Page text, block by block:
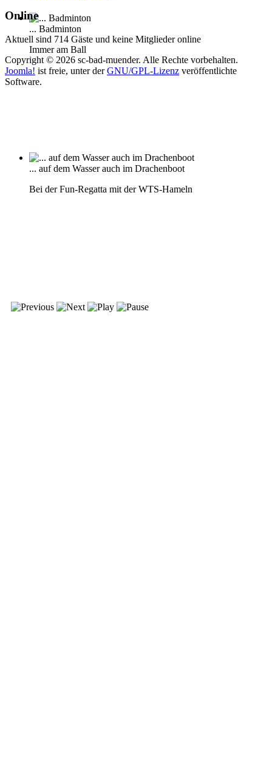
... Badminton
Immer am Ball
... auf dem Wasser auch im Drachenboot
Bei der Fun-Regatta mit der WTS-Hameln
Online
Aktuell sind 714 Gäste und keine Mitglieder online
Copyright © 2026 sc-bad-muender. Alle Rechte vorbehalten.
Joomla! ist freie, unter derGNU/GPL-Lizenz veröffentlichte
Software.